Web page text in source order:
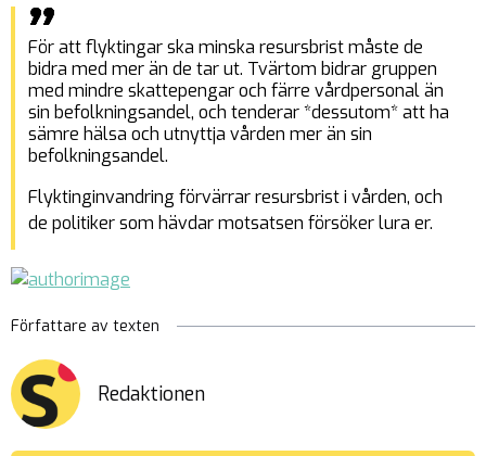
För att flyktingar ska minska resursbrist måste de
bidra med mer än de tar ut. Tvärtom bidrar gruppen
med mindre skattepengar och färre vårdpersonal än
sin befolkningsandel, och tenderar *dessutom* att ha
sämre hälsa och utnyttja vården mer än sin
befolkningsandel.
Flyktinginvandring förvärrar resursbrist i vården, och
de politiker som hävdar motsatsen försöker lura er.
Författare av texten
Redaktionen